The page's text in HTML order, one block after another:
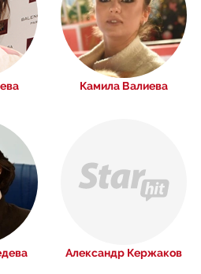
Камила Валиева
Александр Кержаков